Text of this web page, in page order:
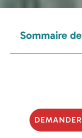
Sommaire